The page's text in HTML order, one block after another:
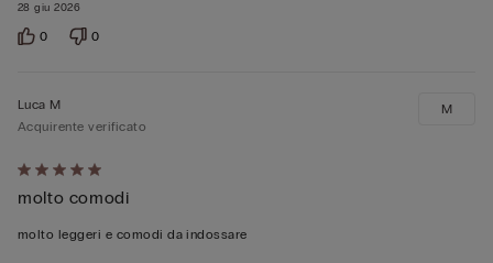
28 giu 2026
0 0
Valutato
5
su
Luca M
Acquirente verificato
molto comodi
molto leggeri e comodi da indossare
M